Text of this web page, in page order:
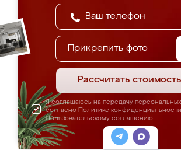
Прикрепить фото
Рассчитать стоимость
Я соглашаюсь на передачу
согласно Политике конфиденциальности
Пользовательскому соглашению